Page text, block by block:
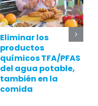
Eliminar los
productos
químicos TFA/PFAS
del agua potable,
también en la
comida